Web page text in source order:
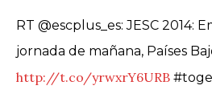
RT @escplus_es: JESC 2014:
jornada de mañana, Países
http://t.co/yrwxrY6URB